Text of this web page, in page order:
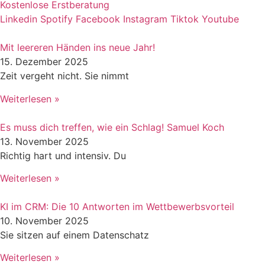
Kostenlose Erstberatung
Linkedin Spotify Facebook Instagram Tiktok Youtube
Mit leereren Händen ins neue Jahr!
15. Dezember 2025
Zeit vergeht nicht. Sie nimmt
Weiterlesen »
Es muss dich treffen, wie ein Schlag! Samuel Koch
13. November 2025
Richtig hart und intensiv. Du
Weiterlesen »
KI im CRM: Die 10 Antworten im Wettbewerbsvorteil
10. November 2025
Sie sitzen auf einem Datenschatz
Weiterlesen »